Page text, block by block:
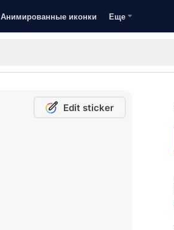
Анимированные иконки Еще
Edit sticker